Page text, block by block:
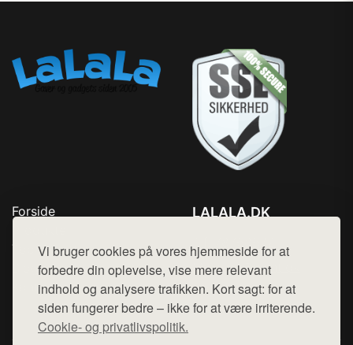
Vi bruger cookies på vores hjemmeside for at
forbedre din oplevelse, vise mere relevant
indhold og analysere trafikken. Kort sagt: for at
siden fungerer bedre – ikke for at være irriterende.
Cookie- og privatlivspolitik.
Forside
Top Rabatter
Blog
Kontakt
LALALA.DK
Mail: hej@want.dk
Cookie- og privatlivspolitik